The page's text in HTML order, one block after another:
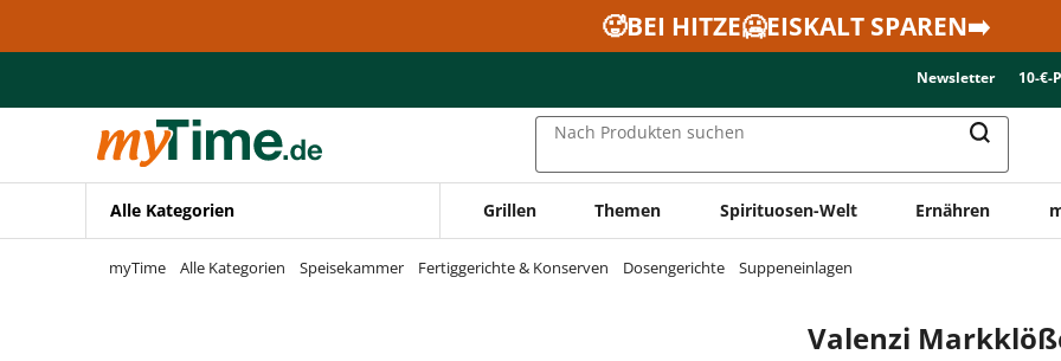
Zur Navigation springen
🥵BEI HITZE🥶EISKALT SPAREN➡️
Newsletter 10-€-
Nach Produkten suchen
Alle Kategorien Grillen Themen Spirituosen-Welt Ernähren
myTime Alle Kategorien Speisekammer Fertiggerichte & Konserven Dosengerichte Suppeneinlagen
Valenzi